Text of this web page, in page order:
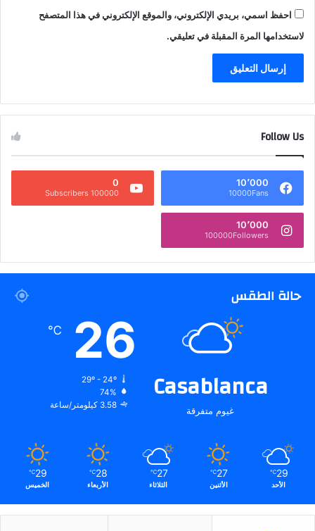
احفظ اسمي، بريدي الإلكتروني، والموقع الإلكتروني في هذا المتصفح
لاستخدامها المرة المقبلة في تعليقي.
Follow Us
10٬000
10000Fans
0
100000 Subscribers
10٬000
100000Followers
حالة الطقس
Casablanca
غيوم متفرقة
26
℃
29º - 24º
74%
3.58 كيلومتر/ساعة
29
℃
الأحد
27
℃
الأثنين
27
℃
الثلاثاء
28
℃
الأربعاء
29
℃
الخميس